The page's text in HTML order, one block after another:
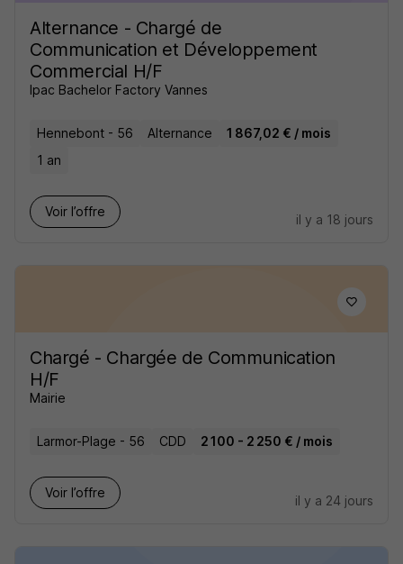
Alternance - Chargé de
Communication et Développement
Commercial H/F
Ipac Bachelor Factory Vannes
Hennebont - 56 Alternance
1 867,02 € / mois
1 an
Voir l’offre
il y a 18 jours
Chargé - Chargée de Communication
H/F
Mairie
Larmor-Plage - 56 CDD 2 100 - 2 250 € / mois
Voir l’offre
il y a 24 jours